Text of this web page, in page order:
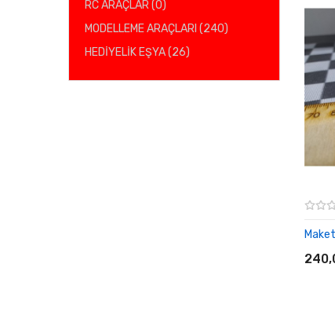
RC ARAÇLAR (0)
MODELLEME ARAÇLARI (240)
HEDİYELİK EŞYA (26)